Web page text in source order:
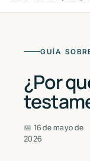
GUÍA
¿Por
📅 16 de mayo de
2026